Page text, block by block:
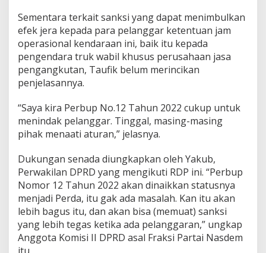
Sementara terkait sanksi yang dapat menimbulkan
efek jera kepada para pelanggar ketentuan jam
operasional kendaraan ini, baik itu kepada
pengendara truk wabil khusus perusahaan jasa
pengangkutan, Taufik belum merincikan
penjelasannya.
“Saya kira Perbup No.12 Tahun 2022 cukup untuk
menindak pelanggar. Tinggal, masing-masing
pihak menaati aturan,” jelasnya.
Dukungan senada diungkapkan oleh Yakub,
Perwakilan DPRD yang mengikuti RDP ini. “Perbup
Nomor 12 Tahun 2022 akan dinaikkan statusnya
menjadi Perda, itu gak ada masalah. Kan itu akan
lebih bagus itu, dan akan bisa (memuat) sanksi
yang lebih tegas ketika ada pelanggaran,” ungkap
Anggota Komisi II DPRD asal Fraksi Partai Nasdem